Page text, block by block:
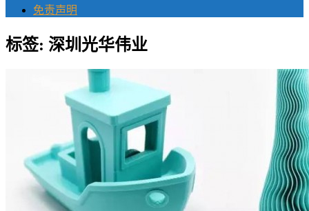
免责声明
标签: 深圳光华伟业